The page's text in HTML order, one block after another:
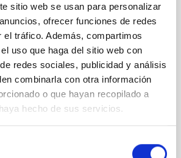
sitio web se usan para personalizar
ofrecer funciones de redes
el tráfico. Además, compartimos
uso que haga del sitio web con
redes sociales, publicidad y análisis
combinarla con otra información
o que hayan recopilado a
hecho de sus servicios.
identificarse por la presencia de
Hα anchas, formadas en discos de
otros sistemas binarios
tipo Variables Cataclísmicas
producir líneas Hα anchas,
son observados a alta
En este trabajo
anchura total a media altura (FWHM)
(EW) de la línea Hα en una